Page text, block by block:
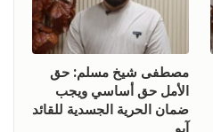
مصطفى شيخ مسلم: حق
الأمل حق أساسي ويجب
ضمان الحرية الجسدية للقائد
آبو